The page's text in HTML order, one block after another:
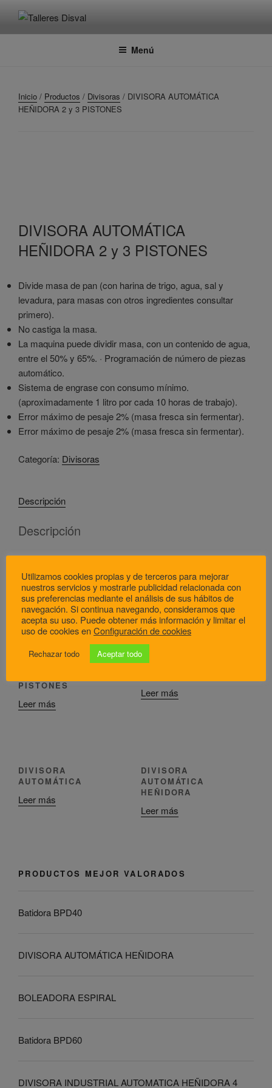
contenidoTALLERES DISVAL
Fabricante de maquinaria para panadería
Menú
Inicio / Productos / Divisoras / DIVISORA AUTOMÁTICA
HEÑIDORA 2 y 3 PISTONES
DIVISORA AUTOMÁTICA
HEÑIDORA 2 y 3 PISTONES
Divide masa de pan (con harina de trigo, agua, sal y
levadura, para masas con otros ingredientes consultar
primero).
No castiga la masa.
La maquina puede dividir masa, con un contenido de agua,
entre el 50% y 65%. · Programación de número de piezas
automático.
Sistema de engrase con consumo mínimo.
(aproximadamente 1 litro por cada 10 horas de trabajo).
Error máximo de pesaje 2% (masa fresca sin fermentar).
Error máximo de pesaje 2% (masa fresca sin fermentar).
Categoría: Divisoras
Descripción
Descripción
Productos relacionados
DIVISORA INDUSTRIAL
PISTONES
Leer más
DIVISORA INDUSTRIAL
AUTOMATICA
Leer más
DIVISORA
AUTOMÁTICA
Leer más
DIVISORA
AUTOMÁTICA
HEÑIDORA
Leer más
PRODUCTOS MEJOR VALORADOS
Batidora BPD40
DIVISORA AUTOMÁTICA HEÑIDORA
BOLEADORA ESPIRAL
Batidora BPD60
DIVISORA INDUSTRIAL AUTOMATICA HEÑIDORA 4
Utilizamos cookies propias y de terceros para mejorar
nuestros servicios y mostrarle publicidad relacionada con
sus preferencias mediante el análisis de sus hábitos de
navegación. Si continua navegando, consideramos que
acepta su uso. Puede obtener más información y limitar el
uso de cookies enConfiguración de cookies
Rechazar todo Aceptar todo